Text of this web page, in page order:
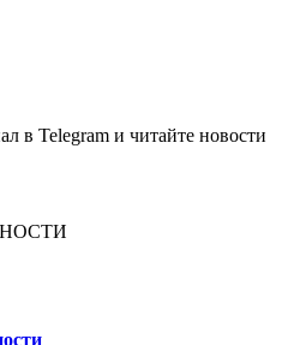
в Telegram и читайте новости